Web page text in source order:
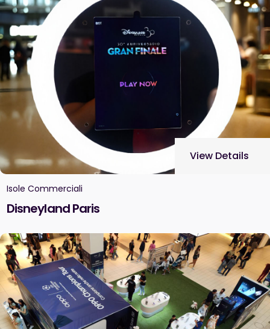
Isole Commerciali
Disneyland Paris
View Details